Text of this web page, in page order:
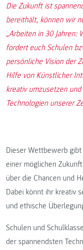
Die Zukunft ist
bereithält, können wir
„Arbeiten in 30 Jahren:
fordert euch Schulen
persönliche Vision der
Hilfe von Künstlicher
kreativ umzusetzen
Technologien unserer
Dieser Wettbewerb
einer möglichen
über die Chancen und
Dabei könnt ihr kreativ
und ethische
Schulen und
der spannendsten